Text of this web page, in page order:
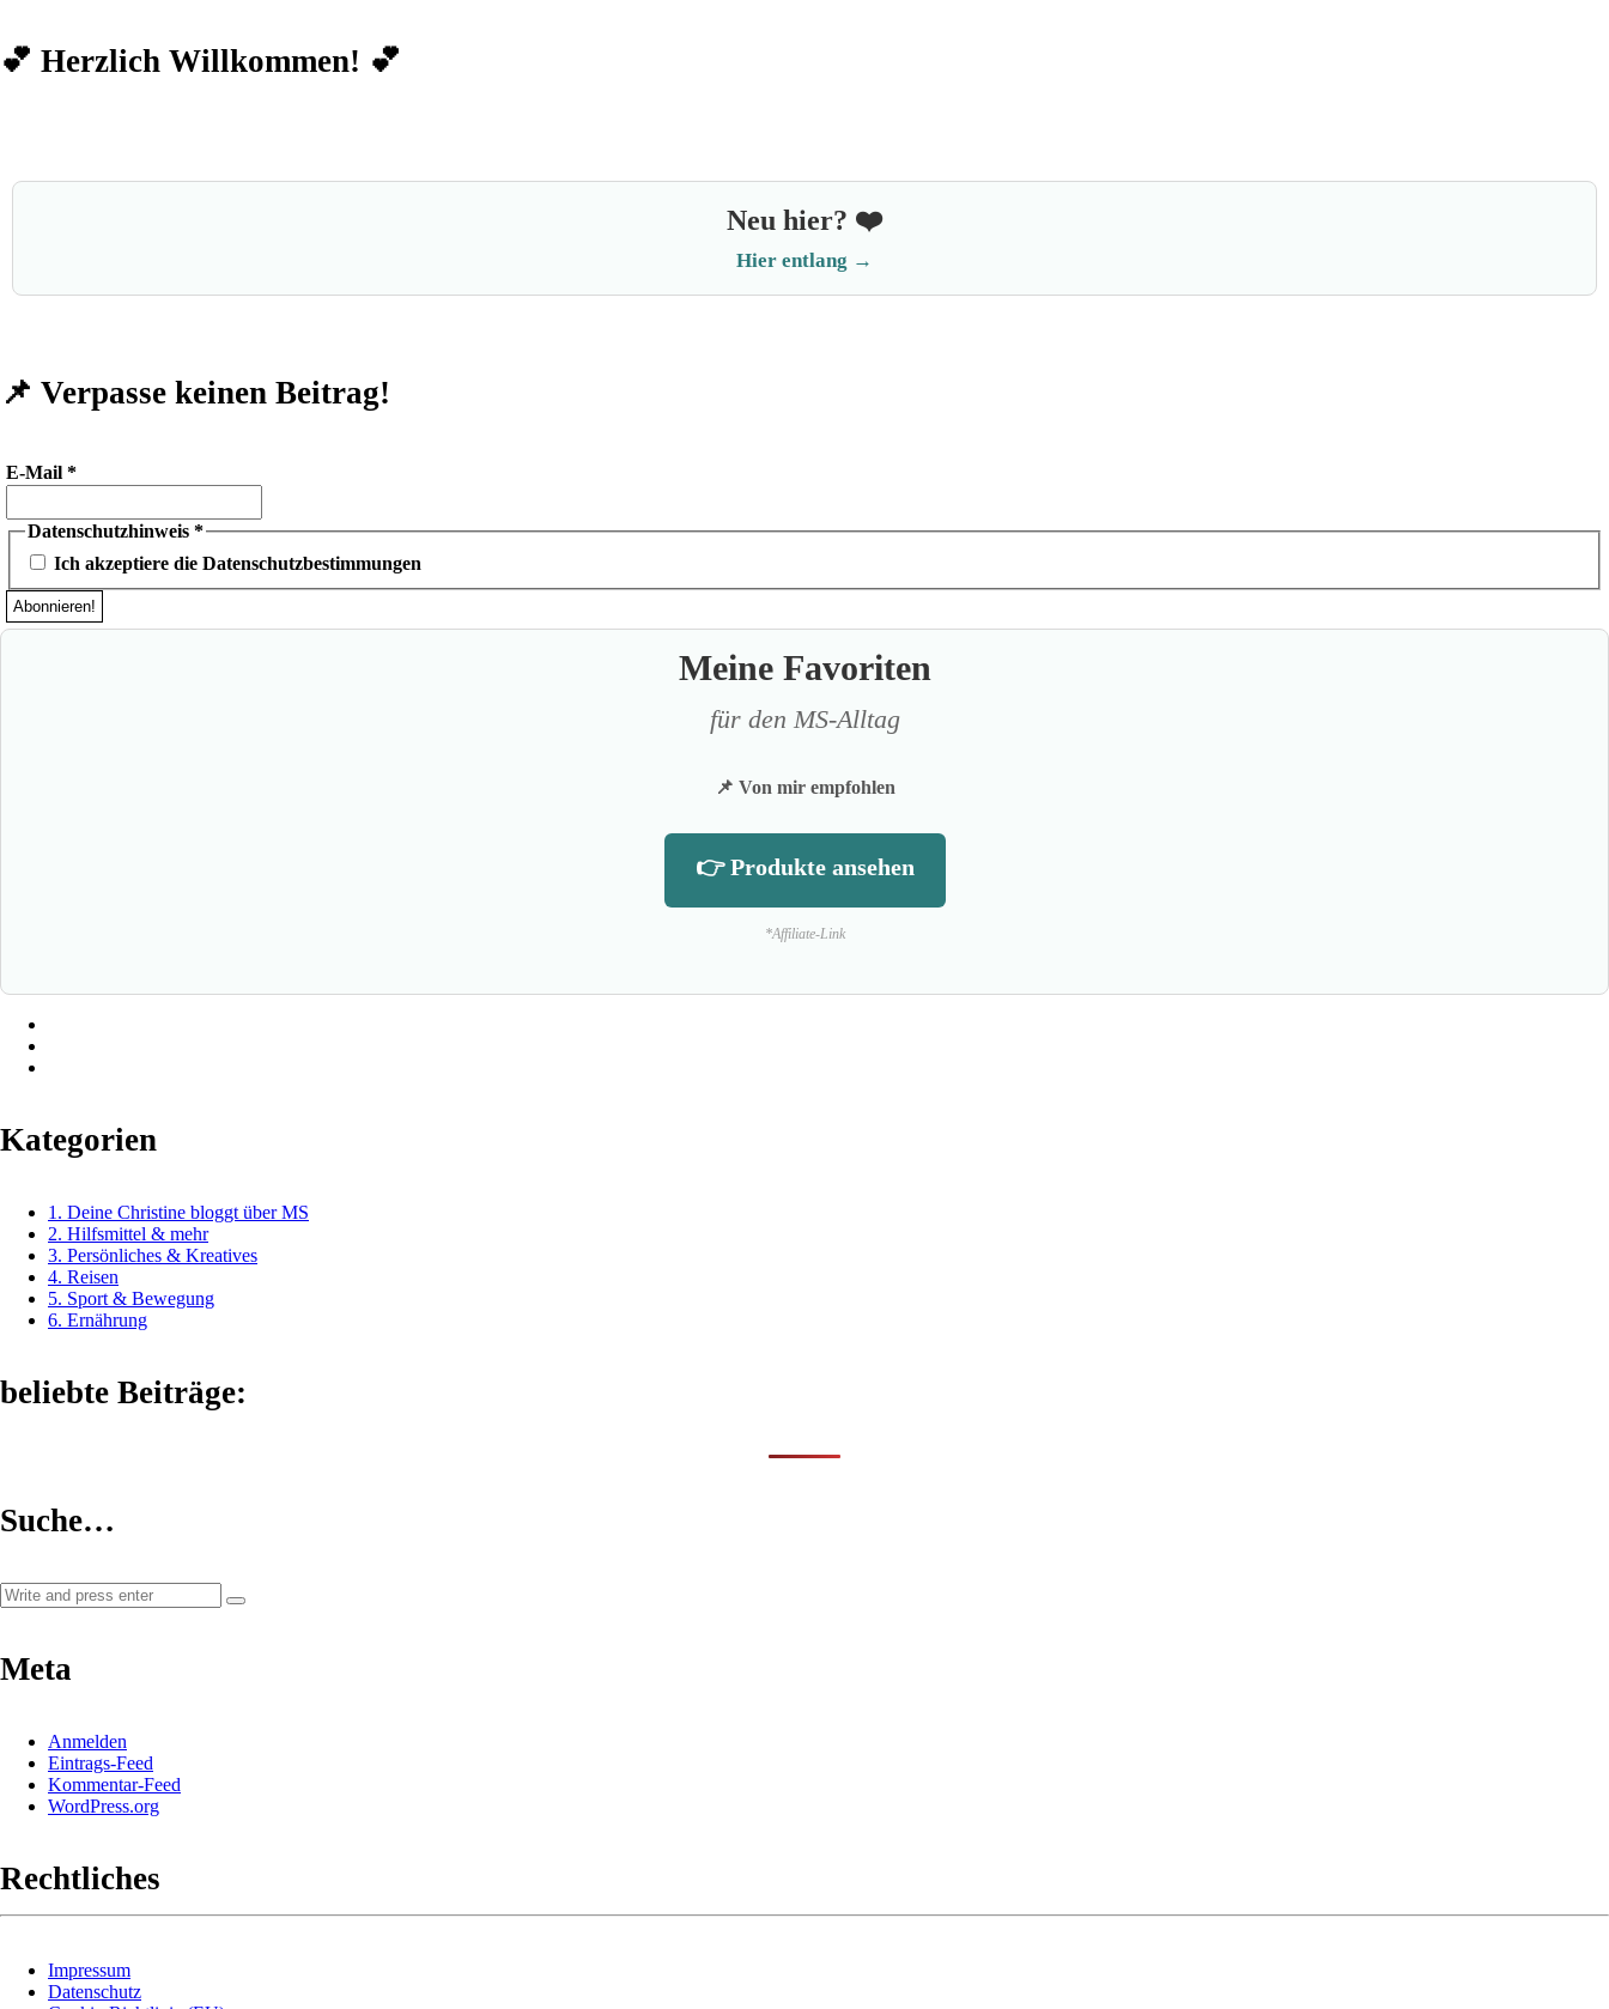
💕 Herzlich Willkommen! 💕
Neu hier? ❤️
Hier entlang →
📌 Verpasse keinen Beitrag!
E-Mail *
Datenschutzhinweis *
Ich akzeptiere die Datenschutzbestimmungen
Meine Favoriten
für den MS-Alltag
📌 Von mir empfohlen
👉 Produkte ansehen
*Affiliate-Link
Kategorien
1. Deine Christine bloggt über MS
2. Hilfsmittel & mehr
3. Persönliches & Kreatives
4. Reisen
5. Sport & Bewegung
6. Ernährung
beliebte Beiträge:
Suche…
Meta
Anmelden
Eintrags-Feed
Kommentar-Feed
WordPress.org
Rechtliches
Impressum
Datenschutz